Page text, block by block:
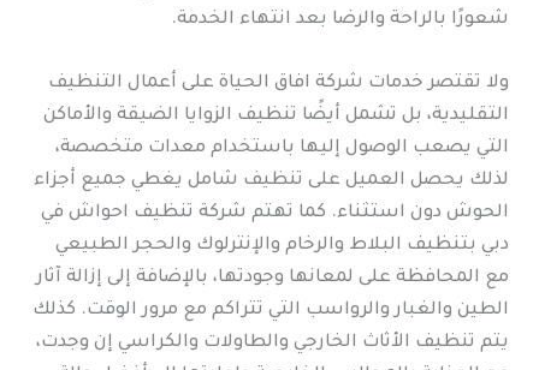
شعورًا بالراحة والرضا بعد انتهاء الخدمة.
ولا تقتصر خدمات شركة افاق الحياة على أعمال التنظيف
التقليدية، بل تشمل أيضًا تنظيف الزوايا الضيقة والأماكن
التي يصعب الوصول إليها باستخدام معدات متخصصة،
لذلك يحصل العميل على تنظيف شامل يغطي جميع أجزاء
الحوش دون استثناء. كما تهتم شركة تنظيف احواش في
دبي بتنظيف البلاط والرخام والإنترلوك والحجر الطبيعي
مع المحافظة على لمعانها وجودتها، بالإضافة إلى إزالة آثار
الطين والغبار والرواسب التي تتراكم مع مرور الوقت. كذلك
يتم تنظيف الأثاث الخارجي والطاولات والكراسي إن وجدت،